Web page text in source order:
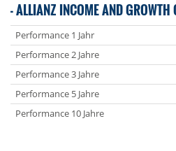
- ALLIANZ INCOME AND GROWTH
Performance 1 Jahr
Performance 2 Jahre
Performance 3 Jahre
Performance 5 Jahre
Performance 10 Jahre